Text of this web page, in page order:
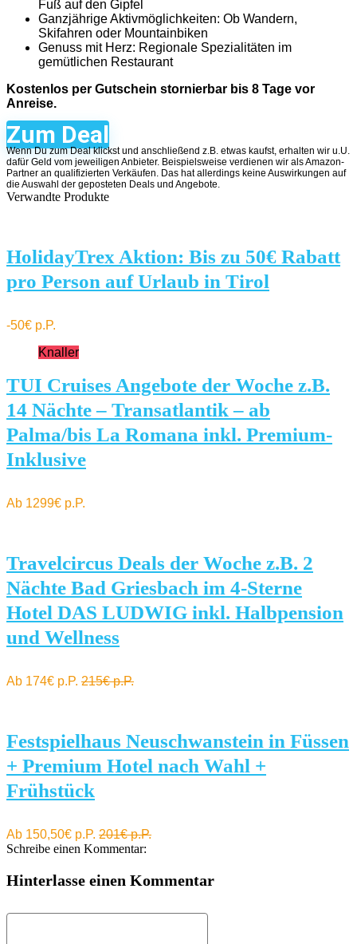
Fuß auf den Gipfel
Ganzjährige Aktivmöglichkeiten: Ob Wandern,
Skifahren oder Mountainbiken
Genuss mit Herz: Regionale Spezialitäten im
gemütlichen Restaurant
Kostenlos per Gutschein stornierbar bis 8 Tage vor
Anreise.
Zum Deal
Wenn Du zum Deal klickst und anschließend z.B. etwas kaufst, erhalten wir u.U.
dafür Geld vom jeweiligen Anbieter. Beispielsweise verdienen wir als Amazon-
Partner an qualifizierten Verkäufen. Das hat allerdings keine Auswirkungen auf
die Auswahl der geposteten Deals und Angebote.
Verwandte Produkte
HolidayTrex Aktion: Bis zu 50€ Rabatt
pro Person auf Urlaub in Tirol
-50€ p.P.
Knaller
TUI Cruises Angebote der Woche z.B.
14 Nächte – Transatlantik – ab
Palma/bis La Romana inkl. Premium-
Inklusive
Ab 1299€ p.P.
Travelcircus Deals der Woche z.B. 2
Nächte Bad Griesbach im 4-Sterne
Hotel DAS LUDWIG inkl. Halbpension
und Wellness
Ab 174€ p.P. 215€ p.P.
Festspielhaus Neuschwanstein in Füssen
+ Premium Hotel nach Wahl +
Frühstück
Ab 150,50€ p.P. 201€ p.P.
Schreibe einen Kommentar:
Hinterlasse einen Kommentar